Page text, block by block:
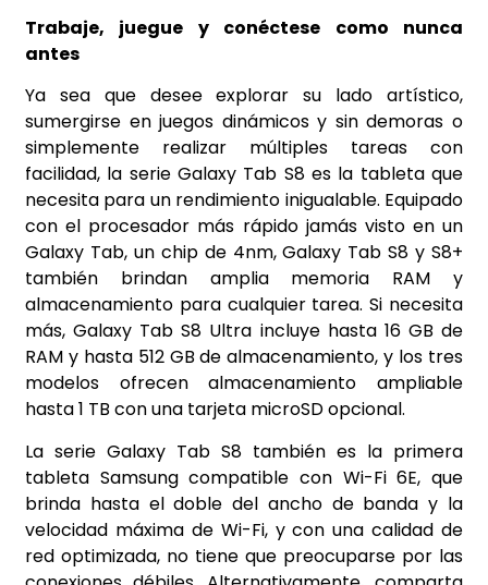
Trabaje, juegue y conéctese como nunca
antes
Ya sea que desee explorar su lado artístico,
sumergirse en juegos dinámicos y sin demoras o
simplemente realizar múltiples tareas con
facilidad, la serie Galaxy Tab S8 es la tableta que
necesita para un rendimiento inigualable. Equipado
con el procesador más rápido jamás visto en un
Galaxy Tab, un chip de 4nm, Galaxy Tab S8 y S8+
también brindan amplia memoria RAM y
almacenamiento para cualquier tarea. Si necesita
más, Galaxy Tab S8 Ultra incluye hasta 16 GB de
RAM y hasta 512 GB de almacenamiento, y los tres
modelos ofrecen almacenamiento ampliable
hasta 1 TB con una tarjeta microSD opcional.
La serie Galaxy Tab S8 también es la primera
tableta Samsung compatible con Wi-Fi 6E, que
brinda hasta el doble del ancho de banda y la
velocidad máxima de Wi-Fi, y con una calidad de
red optimizada, no tiene que preocuparse por las